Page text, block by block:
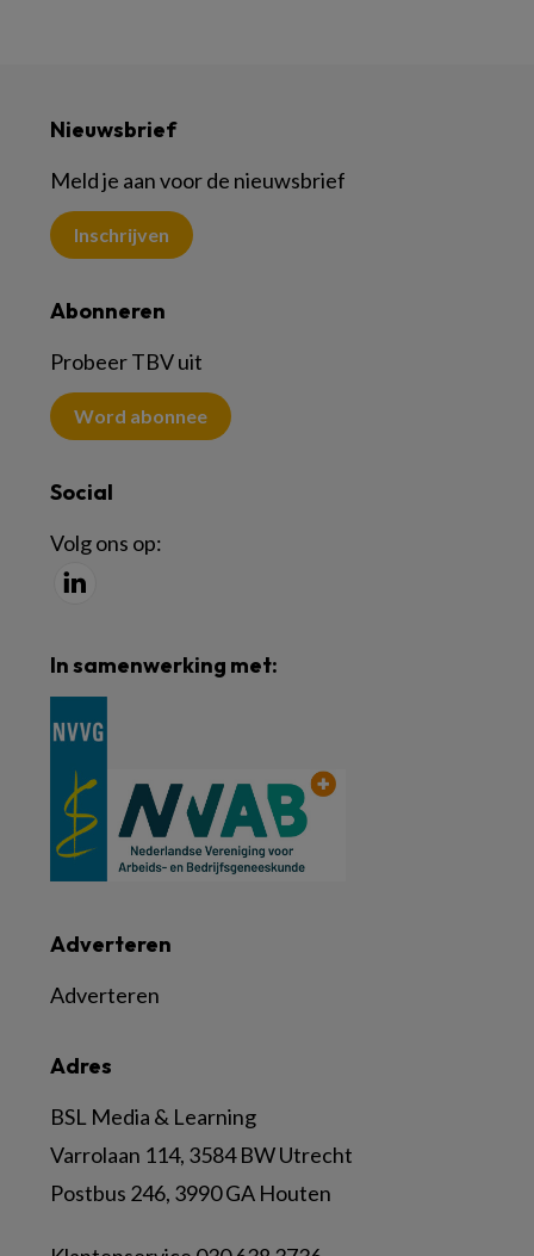
Nieuwsbrief
Meld je aan voor de nieuwsbrief
Inschrijven
Abonneren
Probeer TBV uit
Word abonnee
Social
Volg ons op:
Adres
BSL Media & Learning
Varrolaan 114, 3584 BW Utrecht
Postbus 246, 3990 GA Houten
Adverteren
Adverteren
In samenwerking met: